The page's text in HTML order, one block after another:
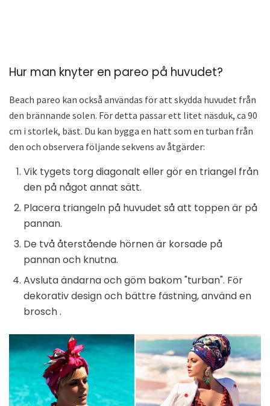
Hur man knyter en pareo på huvudet?
Beach pareo kan också användas för att skydda huvudet från
den brännande solen. För detta passar ett litet näsduk, ca 90
cm i storlek, bäst. Du kan bygga en hatt som en turban från
den och observera följande sekvens av åtgärder:
Vik tygets torg diagonalt eller gör en triangel från
den på något annat sätt.
Placera triangeln på huvudet så att toppen är på
pannan.
De två återstående hörnen är korsade på
pannan och knutna.
Avsluta ändarna och göm bakom "turban". För
dekorativ design och bättre fästning, använd en
brosch .